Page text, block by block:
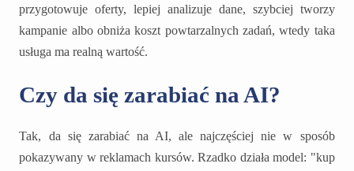
przygotowuje oferty, lepiej analizuje dane, szybciej tworzy
kampanie albo obniża koszt powtarzalnych zadań, wtedy taka
usługa ma realną wartość.
Czy da się zarabiać na AI?
Tak, da się zarabiać na AI, ale najczęściej nie w sposób
pokazywany w reklamach kursów. Rzadko działa model: "kup